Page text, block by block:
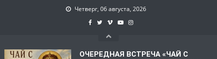
Четверг, 06 августа, 2026
ОЧЕРЕДНАЯ ВСТРЕЧА «ЧАЙ С